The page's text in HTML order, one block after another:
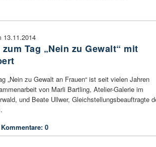
13.11.2014
Tag „Nein zu Gewalt“ mit
„Nein zu Gewalt an Frauen“ ist seit vielen Jahren
von Marli Bartling, Atelier-Galerie im
und Beate Ullwer, Gleichstellungsbeauftragte
Kommentare: 0